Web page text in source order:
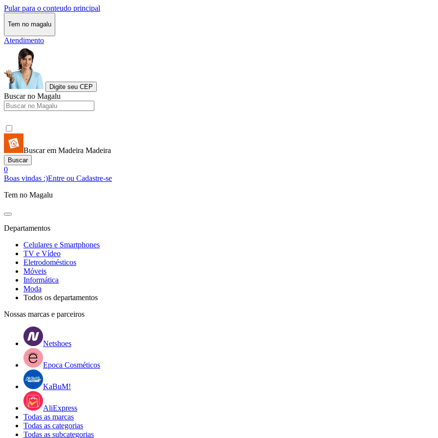
Pular para o conteudo principal
Tem no magalu
Atendimento
Digite seu CEP
Buscar no Magalu
Buscar em Madeira Madeira
Buscar
0
Boas vindas :)Entre ou Cadastre-se
Tem no Magalu
Departamentos
Celulares e Smartphones
TV e Vídeo
Eletrodomésticos
Móveis
Informática
Moda
Todos os departamentos
Nossas marcas e parceiros
Netshoes
Epoca Cosméticos
KaBuM!
AliExpress
Todas as marcas
Todas as categorias
Todas as subcategorias